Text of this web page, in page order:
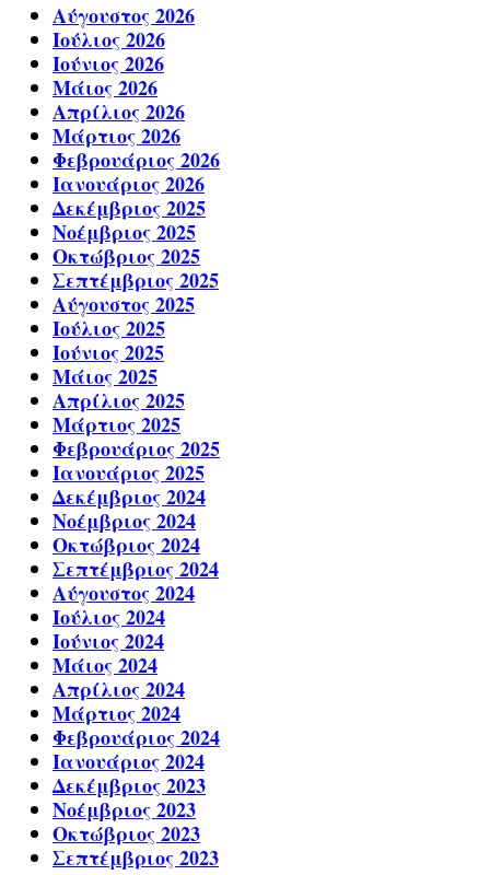
Αύγουστος 2026
Ιούλιος 2026
Ιούνιος 2026
Μάιος 2026
Απρίλιος 2026
Μάρτιος 2026
Φεβρουάριος 2026
Ιανουάριος 2026
Δεκέμβριος 2025
Νοέμβριος 2025
Οκτώβριος 2025
Σεπτέμβριος 2025
Αύγουστος 2025
Ιούλιος 2025
Ιούνιος 2025
Μάιος 2025
Απρίλιος 2025
Μάρτιος 2025
Φεβρουάριος 2025
Ιανουάριος 2025
Δεκέμβριος 2024
Νοέμβριος 2024
Οκτώβριος 2024
Σεπτέμβριος 2024
Αύγουστος 2024
Ιούλιος 2024
Ιούνιος 2024
Μάιος 2024
Απρίλιος 2024
Μάρτιος 2024
Φεβρουάριος 2024
Ιανουάριος 2024
Δεκέμβριος 2023
Νοέμβριος 2023
Οκτώβριος 2023
Σεπτέμβριος 2023